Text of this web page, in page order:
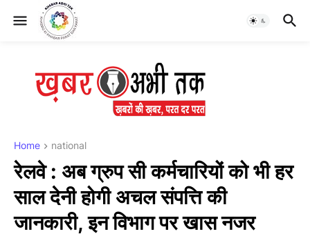
Home national
रेलवे : अब ग्रुप सी कर्मचारियों को भी हर
साल देनी होगी अचल संपत्ति की
जानकारी, इन विभाग पर खास नजर